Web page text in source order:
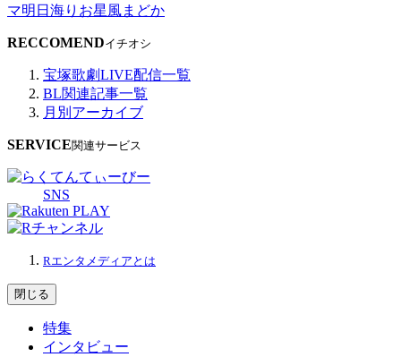
マ明日海りお星風まどか
RECCOMENDイチオシ
宝塚歌劇LIVE配信一覧
BL関連記事一覧
月別アーカイブ
SERVICE関連サービス
SNS
Rエンタメディアとは
閉じる
特集
インタビュー